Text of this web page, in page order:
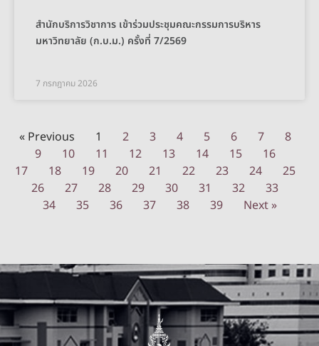
สำนักบริการวิชาการ เข้าร่วมประชุมคณะกรรมการบริหาร
มหาวิทยาลัย (ก.บ.ม.) ครั้งที่ 7/2569
7 กรกฎาคม 2026
« Previous 1 2 3 4 5 6 7
8
9
10 11 12 13 14 15
16
17
18 19 20 21 22 23 24
25
26
27 28 29 30 31 32
33
34
35 36 37 38 39 Next »